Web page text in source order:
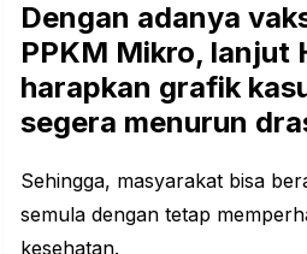
Dengan adanya
PPKM Mikro, lanjut
harapkan grafik
segera menurun
Sehingga, masyarakat bisa
semula dengan tetap
kesehatan.